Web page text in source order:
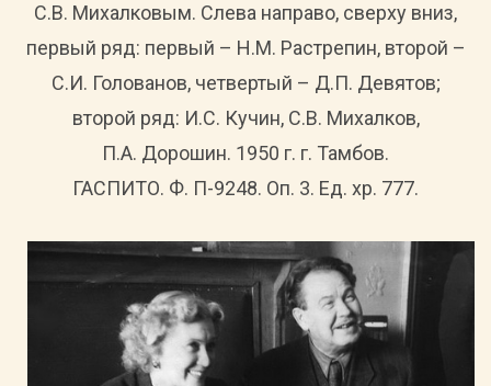
С.В. Михалковым. Слева направо, сверху вниз,
первый ряд: первый – Н.М. Растрепин, второй –
С.И. Голованов, четвертый – Д.П. Девятов;
второй ряд: И.С. Кучин, С.В. Михалков,
П.А. Дорошин. 1950 г. г. Тамбов.
ГАСПИТО. Ф. П-9248. Оп. 3. Ед. хр. 777.